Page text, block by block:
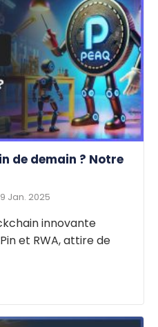
de demain ? Notre
Jan. 2025
innovante
et RWA, attire de